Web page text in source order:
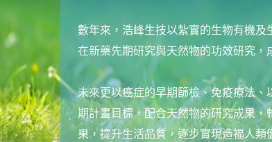
數年來，浩峰生技以紮實的生物有機及
在新藥先期研究與天然物的功效研究，
未來更以癌症的早期篩檢、免疫療法、
期計畫目標，配合天然物的研究成果，
果，提升生活品質，逐步實現造福人類